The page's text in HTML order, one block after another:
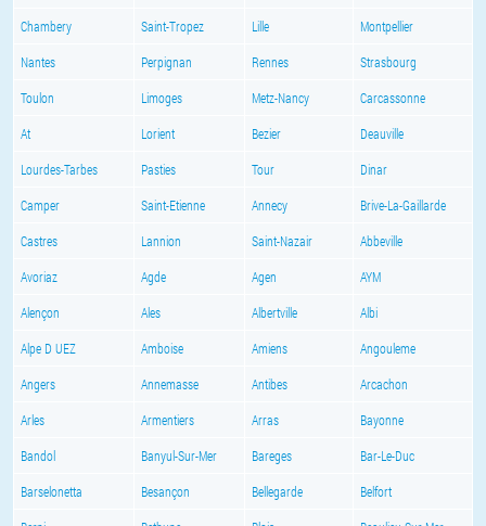
Chambery Saint-Tropez Lille Montpellier
Nantes Perpignan Rennes Strasbourg
Toulon Limoges Metz-Nancy Carcassonne
At Lorient Bezier Deauville
Lourdes-Tarbes Pasties Tour Dinar
Camper Saint-Etienne Annecy Brive-La-Gaillarde
Castres Lannion Saint-Nazair Abbeville
Avoriaz Agde Agen AYM
Alençon Ales Albertville Albi
Alpe D UEZ Amboise Amiens Angouleme
Angers Annemasse Antibes Arcachon
Arles Armentiers Arras Bayonne
Bandol Banyul-Sur-Mer Bareges Bar-Le-Duc
Barselonetta Besançon Bellegarde Belfort